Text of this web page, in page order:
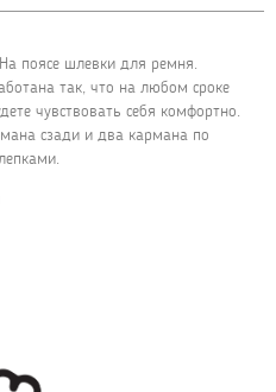
поясе шлевки для ремня.
так, что на любом сроке
чувствовать себя комфортно.
сзади и два кармана по